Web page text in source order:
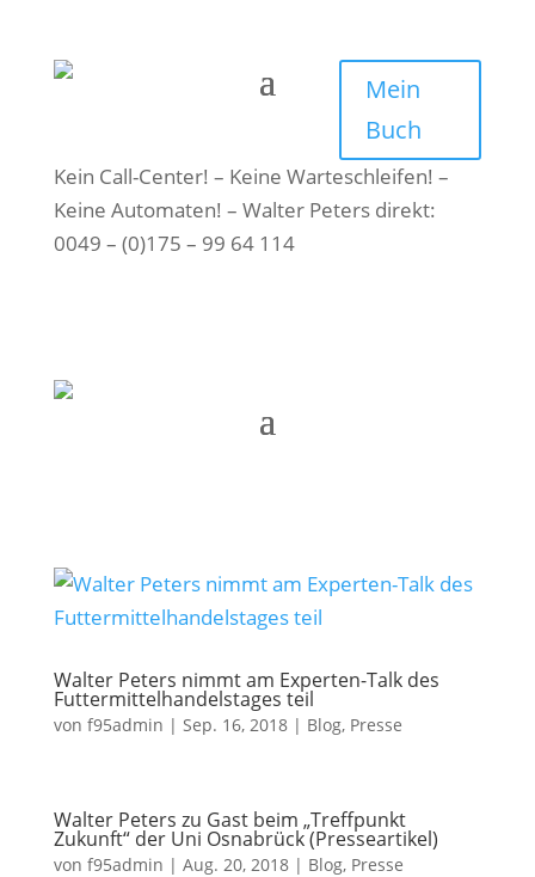
Mein
Buch
Kein Call-Center! – Keine Warteschleifen! –
Keine Automaten! – Walter Peters direkt:
0049 – (0)175 – 99 64 114
Walter Peters nimmt am Experten-Talk des
Futtermittelhandelstages teil
von f95admin | Sep. 16, 2018| Blog, Presse
Walter Peters zu Gast beim „Treffpunkt
Zukunft“ der Uni Osnabrück (Presseartikel)
von f95admin | Aug. 20, 2018| Blog, Presse